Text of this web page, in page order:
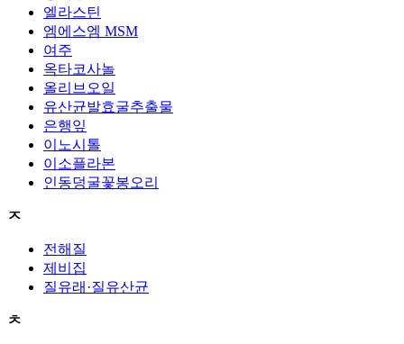
엘라스틴
엠에스엠 MSM
여주
옥타코사놀
올리브오일
유산균발효굴추출물
은행잎
이노시톨
이소플라본
인동덩굴꽃봉오리
ㅈ
전해질
제비집
질유래·질유산균
ㅊ